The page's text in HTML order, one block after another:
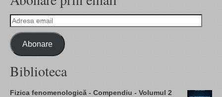
Adresa
email
Abonare
Biblioteca
Fizica fenomenologică - Compendiu - Volumul 2